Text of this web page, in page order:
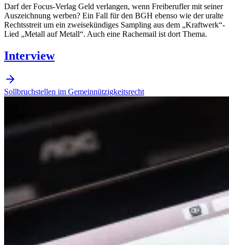
Darf der Focus-Verlag Geld verlangen, wenn Freiberufler mit seiner
Auszeichnung werben? Ein Fall für den BGH ebenso wie der uralte
Rechtsstreit um ein zweisekündiges Sampling aus dem „Kraftwerk“-
Lied „Metall auf Metall“. Auch eine Rachemail ist dort Thema.
Interview
Sollbruchstellen im Gemeinnützigkeitsrecht